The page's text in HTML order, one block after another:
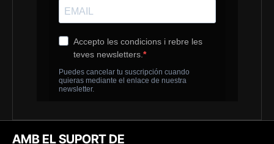
AMB EL SUPORT DE